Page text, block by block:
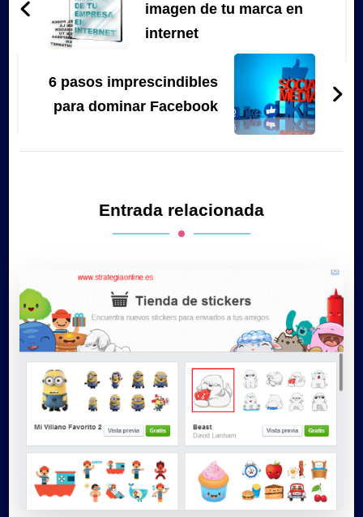
entradas
imagen de tu marca en
internet
6 pasos imprescindibles
para dominar Facebook
Entrada relacionada